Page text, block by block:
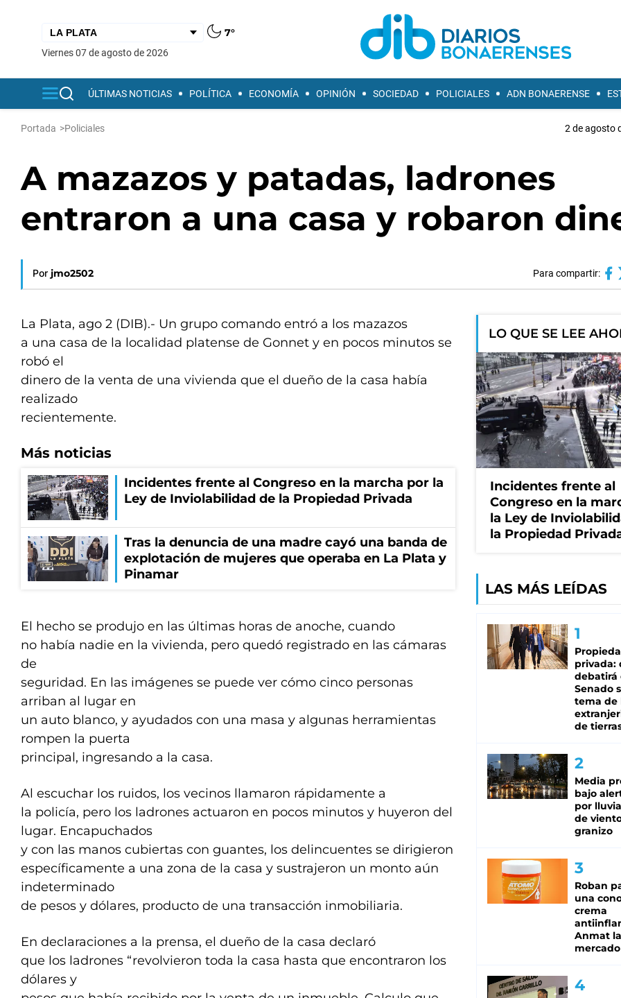
7°
viernes 07 de agosto de 2026
ÚLTIMAS NOTICIAS POLÍTICA ECONOMÍA OPINIÓN SOCIEDAD POLICIALES ADN BONAERENSE
Portada >Policiales 2 de agosto
A mazazos y patadas, ladrones
entraron a una casa y robaron
Por jmo2502 Para compartir:
La Plata, ago 2 (DIB).- Un grupo comando entró a los mazazos
a una casa de la localidad platense de Gonnet y en pocos minutos se
robó el
dinero de la venta de una vivienda que el dueño de la casa había
realizado
recientemente.
Más noticias
Incidentes frente al Congreso en la marcha por la
Ley de Inviolabilidad de la Propiedad Privada
Tras la denuncia de una madre cayó una banda de
explotación de mujeres que operaba en La Plata y
Pinamar
El hecho se produjo en las últimas horas de anoche, cuando
no había nadie en la vivienda, pero quedó registrado en las cámaras
de
seguridad. En las imágenes se puede ver cómo cinco personas
arriban al lugar en
un auto blanco, y ayudados con una masa y algunas herramientas
rompen la puerta
principal, ingresando a la casa.
Al escuchar los ruidos, los vecinos llamaron rápidamente a
la policía, pero los ladrones actuaron en pocos minutos y huyeron del
lugar. Encapuchados
y con las manos cubiertas con guantes, los delincuentes se dirigieron
específicamente a una zona de la casa y sustrajeron un monto aún
indeterminado
de pesos y dólares, producto de una transacción inmobiliaria.
En declaraciones a la prensa, el dueño de la casa declaró
que los ladrones “revolvieron toda la casa hasta que encontraron los
dólares y
LO QUE SE LEE
Incidentes frente al
Congreso en la
la Ley de
la Propiedad
LAS MÁS LEÍDAS
privada:
debatirá
Senado
tema de
de
Media
bajo
por
de
granizo
Roban
una
crema
Anmat
mercado